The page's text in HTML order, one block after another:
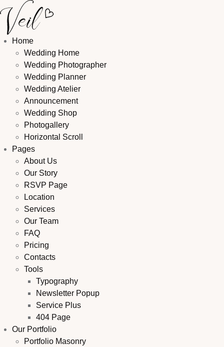
Home
Wedding Home
Wedding Photographer
Wedding Planner
Wedding Atelier
Announcement
Wedding Shop
Photogallery
Horizontal Scroll
Pages
About Us
Our Story
RSVP Page
Location
Services
Our Team
FAQ
Pricing
Contacts
Tools
Typography
Newsletter Popup
Service Plus
404 Page
Our Portfolio
Portfolio Masonry